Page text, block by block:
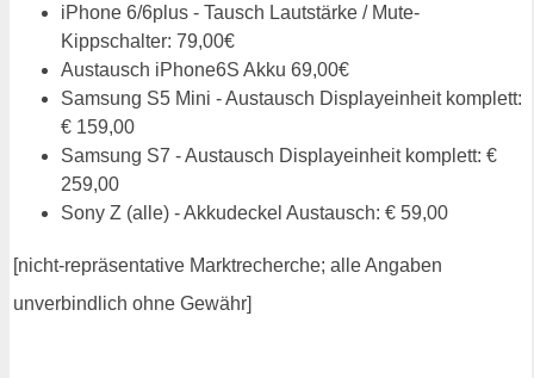
iPhone 6/6plus - Tausch Lautstärke / Mute-
Kippschalter: 79,00€
Austausch iPhone6S Akku 69,00€
Samsung S5 Mini - Austausch Displayeinheit komplett:
€ 159,00
Samsung S7 - Austausch Displayeinheit komplett: €
259,00
Sony Z (alle) - Akkudeckel Austausch: € 59,00
[nicht-repräsentative Marktrecherche; alle Angaben
unverbindlich ohne Gewähr]